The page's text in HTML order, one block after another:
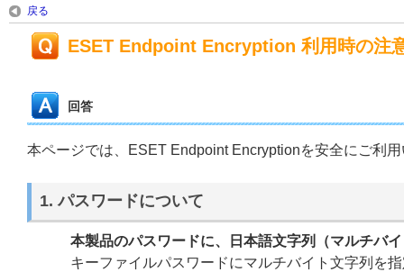
戻る
ESET Endpoint Encryption 利用時の注
回答
本ページでは、ESET Endpoint Encryptionを安全にご利
1. パスワードについて
本製品のパスワードに、日本語文字列（マルチバ
キーファイルパスワードにマルチバイト文字列を